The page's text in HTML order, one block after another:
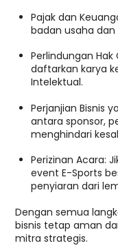
Pajak dan
badan usaha
Perlindungan
daftarkan karya
Intelektual.
Perjanjian Bisnis
antara sponsor,
menghindari
Perizinan Acara:
event E-Sports
penyiaran dari
Dengan semua
bisnis tetap aman
mitra strategis.